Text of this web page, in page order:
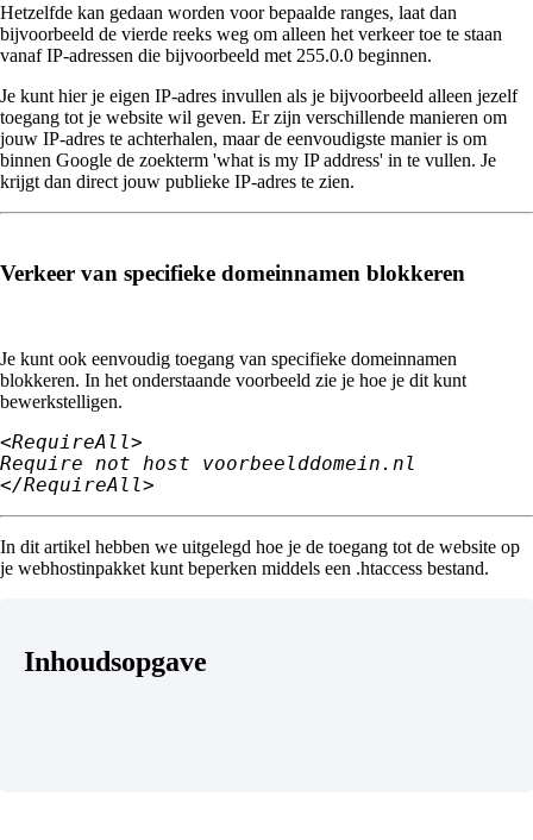
Hetzelfde kan gedaan worden voor bepaalde ranges, laat dan
bijvoorbeeld de vierde reeks weg om alleen het verkeer toe te staan
vanaf IP-adressen die bijvoorbeeld met 255.0.0 beginnen.
Je kunt hier je eigen IP-adres invullen als je bijvoorbeeld alleen jezelf
toegang tot je website wil geven. Er zijn verschillende manieren om
jouw IP-adres te achterhalen, maar de eenvoudigste manier is om
binnen Google de zoekterm 'what is my IP address' in te vullen. Je
krijgt dan direct jouw publieke IP-adres te zien.
Verkeer van specifieke domeinnamen blokkeren
Je kunt ook eenvoudig toegang van specifieke domeinnamen
blokkeren. In het onderstaande voorbeeld zie je hoe je dit kunt
bewerkstelligen.
<RequireAll>
Require not host voorbeelddomein.nl
</RequireAll>
In dit artikel hebben we uitgelegd hoe je de toegang tot de website op
je webhostinpakket kunt beperken middels een .htaccess bestand.
Inhoudsopgave